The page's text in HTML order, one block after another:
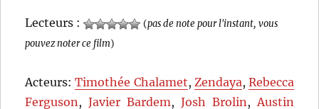
Lecteurs : (pas de note pour l'instant, vous
pouvez noter ce film)
Acteurs:Timothée Chalamet, Zendaya, Rebecca
Ferguson,Javier Bardem, Josh Brolin,Austin